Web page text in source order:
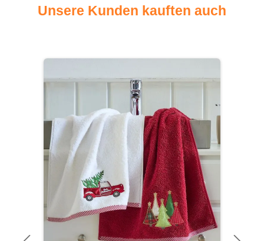
Unsere Kunden kauften auch
Produktgalerie überspringen